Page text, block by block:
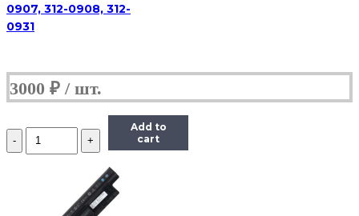
0907, 312-0908, 312-
0931
3000 ₽
Количество
Аккумулятор
Add to
cart